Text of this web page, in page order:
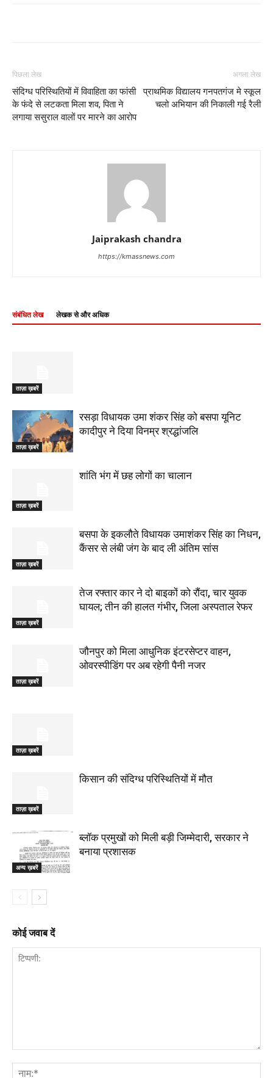
पिछला लेख
संदिग्ध परिस्थितियों में विवाहिता का फांसी
के फंदे से लटकता मिला शव, पिता ने
लगाया ससुराल वालों पर मारने का आरोप
अगला लेख
प्राथमिक विद्यालय गनपतगंज मे स्कूल
चलो अभियान की निकाली गई रैली
Jaiprakash chandra
https://kmassnews.com
संबंधित लेख लेखक से और अधिक
ताज़ा ख़बरें
ताज़ा ख़बरें
रसड़ा विधायक उमा शंकर सिंह को बसपा यूनिट
कादीपुर ने दिया विनम्र श्रद्धांजलि
ताज़ा ख़बरें
शांति भंग में छह लोगों का चालान
ताज़ा ख़बरें
बसपा के इकलौते विधायक उमाशंकर सिंह का निधन,
कैंसर से लंबी जंग के बाद ली अंतिम सांस
ताज़ा ख़बरें
तेज रफ्तार कार ने दो बाइकों को रौंदा, चार युवक
घायल; तीन की हालत गंभीर, जिला अस्पताल रेफर
ताज़ा ख़बरें
जौनपुर को मिला आधुनिक इंटरसेप्टर वाहन,
ओवरस्पीडिंग पर अब रहेगी पैनी नजर
ताज़ा ख़बरें
ताज़ा ख़बरें
किसान की संदिग्ध परिस्थितियों में मौत
अन्य ख़बरें
ब्लॉक प्रमुखों को मिली बड़ी जिम्मेदारी, सरकार ने
बनाया प्रशासक
कोई जवाब दें